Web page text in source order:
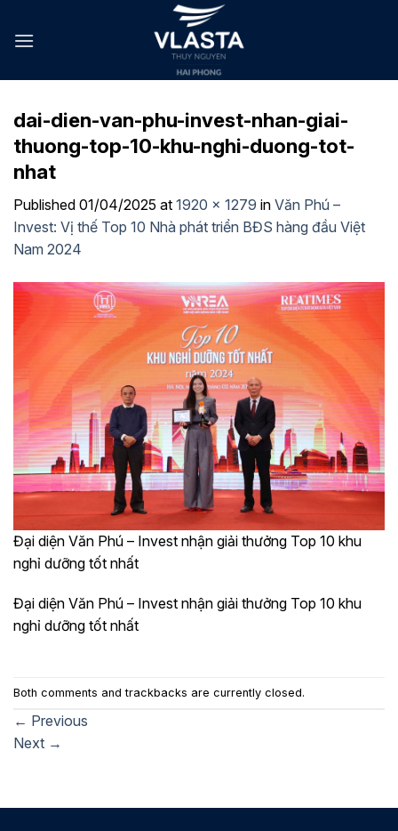
dai-dien-van-phu-invest-nhan-giai-
thuong-top-10-khu-nghi-duong-tot-
nhat
Published 01/04/2025 at 1920 × 1279 in Văn Phú –
Invest: Vị thế Top 10 Nhà phát triển BĐS hàng đầu Việt
Nam 2024
Đại diện Văn Phú – Invest nhận giải thưởng Top 10 khu
nghỉ dưỡng tốt nhất
Đại diện Văn Phú – Invest nhận giải thưởng Top 10 khu
nghỉ dưỡng tốt nhất
Both comments and trackbacks are currently closed.
← Previous
Next →